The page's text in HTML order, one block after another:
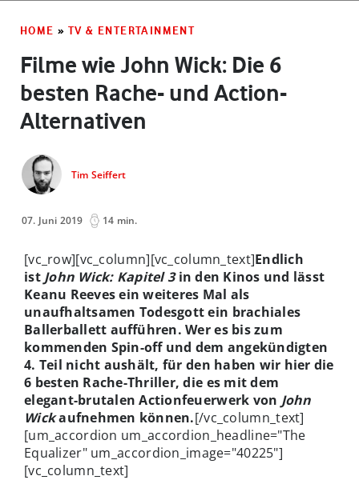
HOME » TV & ENTERTAINMENT
Filme wie John Wick: Die 6
besten Rache- und Action-
Alternativen
Tim Seiffert
07. Juni 2019 14 min.
[vc_row][vc_column][vc_column_text]Endlich
ist John Wick: Kapitel 3in den Kinos und lässt
Keanu Reeves ein weiteres Mal als
unaufhaltsamen Todesgott ein brachiales
Ballerballett aufführen. Wer es bis zum
kommenden Spin-off und dem angekündigten
4. Teil nicht aushält, für den haben wir hier die
6 besten Rache-Thriller, die es mit dem
elegant-brutalen Actionfeuerwerk von John
Wickaufnehmen können.[/vc_column_text]
[um_accordion um_accordion_headline="The
Equalizer" um_accordion_image="40225"]
[vc_column_text]